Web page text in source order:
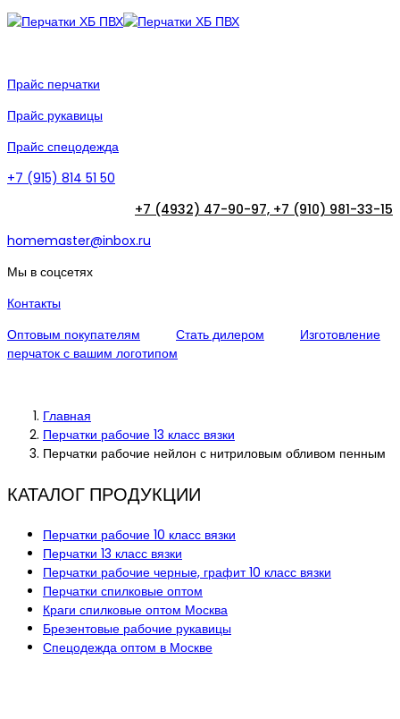
Прайс перчатки
Прайс рукавицы
Прайс спецодежда
+7 (915) 814 51 50
+7 (4932) 47-90-97, +7 (910) 981-33-15
homemaster@inbox.ru
Мы в соцсетях
Контакты
Оптовым покупателям
Стать дилером
Изготовление
перчаток с вашим логотипом
Главная
Перчатки рабочие 13 класс вязки
Перчатки рабочие нейлон с нитриловым обливом пенным
КАТАЛОГ ПРОДУКЦИИ
Перчатки рабочие 10 класс вязки
Перчатки 13 класс вязки
Перчатки рабочие черные, графит 10 класс вязки
Перчатки спилковые оптом
Краги спилковые оптом Москва
Брезентовые рабочие рукавицы
Спецодежда оптом в Москве